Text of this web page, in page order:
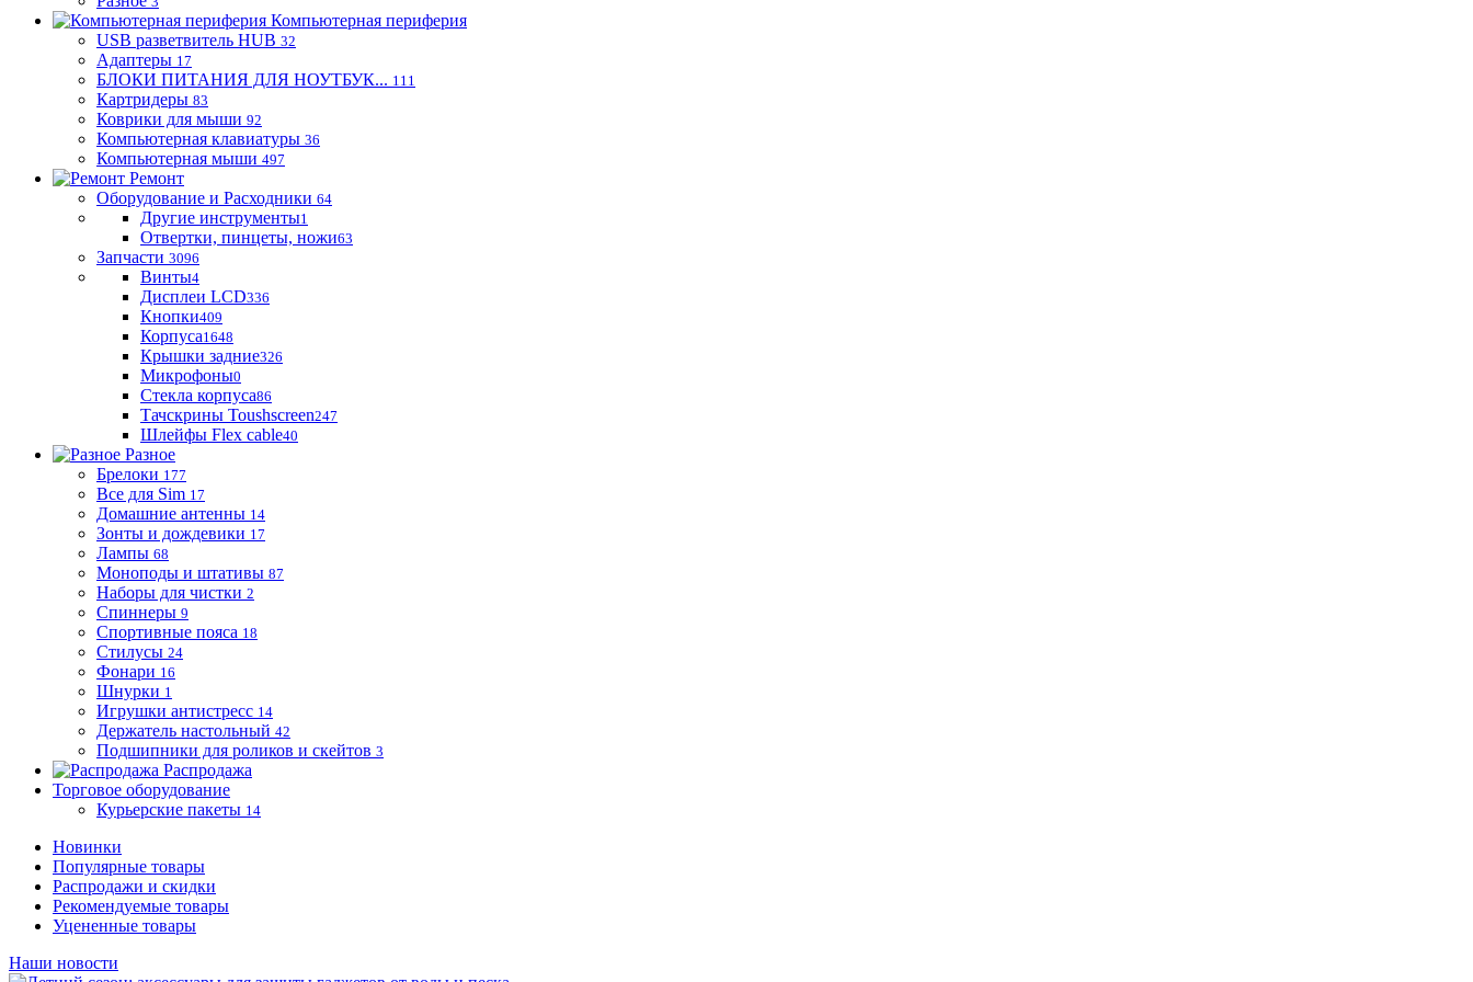
Компьютерная периферия
USB разветвитель HUB 32
Адаптеры 17
БЛОКИ ПИТАНИЯ ДЛЯ НОУТБУК... 111
Картридеры 83
Коврики для мыши 92
Компьютерная клавиатуры 36
Компьютерная мыши 497
Ремонт
Оборудование и Расходники 64
Другие инструменты1
Отвертки, пинцеты, ножи63
Запчасти 3096
Винты4
Дисплеи LCD336
Кнопки409
Корпуса1648
Крышки задние326
Микрофоны0
Стекла корпуса86
Тачскрины Toushscreen247
Шлейфы Flex cable40
Разное
Брелоки 177
Все для Sim 17
Домашние антенны 14
Зонты и дождевики 17
Лампы 68
Моноподы и штативы 87
Наборы для чистки 2
Спиннеры 9
Спортивные пояса 18
Стилусы 24
Фонари 16
Шнурки 1
Игрушки антистресс 14
Держатель настольный 42
Подшипники для роликов и скейтов 3
Распродажа
Торговое оборудование
Курьерские пакеты 14
Новинки
Популярные товары
Распродажи и скидки
Рекомендуемые товары
Уцененные товары
Наши новости